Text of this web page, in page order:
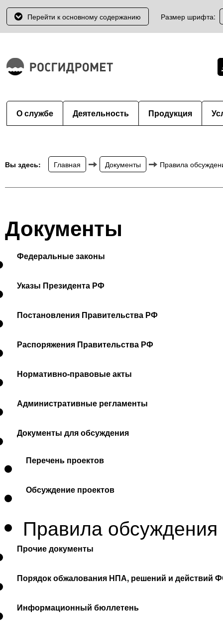
Перейти к основному содержанию Размер шрифта:
О службе Деятельность Продукция
Вы здесь: Главная Документы Правила
Документы
Федеральные законы
Указы Президента РФ
Постановления Правительства РФ
Распоряжения Правительства РФ
Нормативно-правовые акты
Административные регламенты
Документы для обсуждения
Перечень проектов
Обсуждение проектов
Правила обсуждения
Прочие документы
Порядок обжалования НПА, решений и действий
Информационный бюллетень